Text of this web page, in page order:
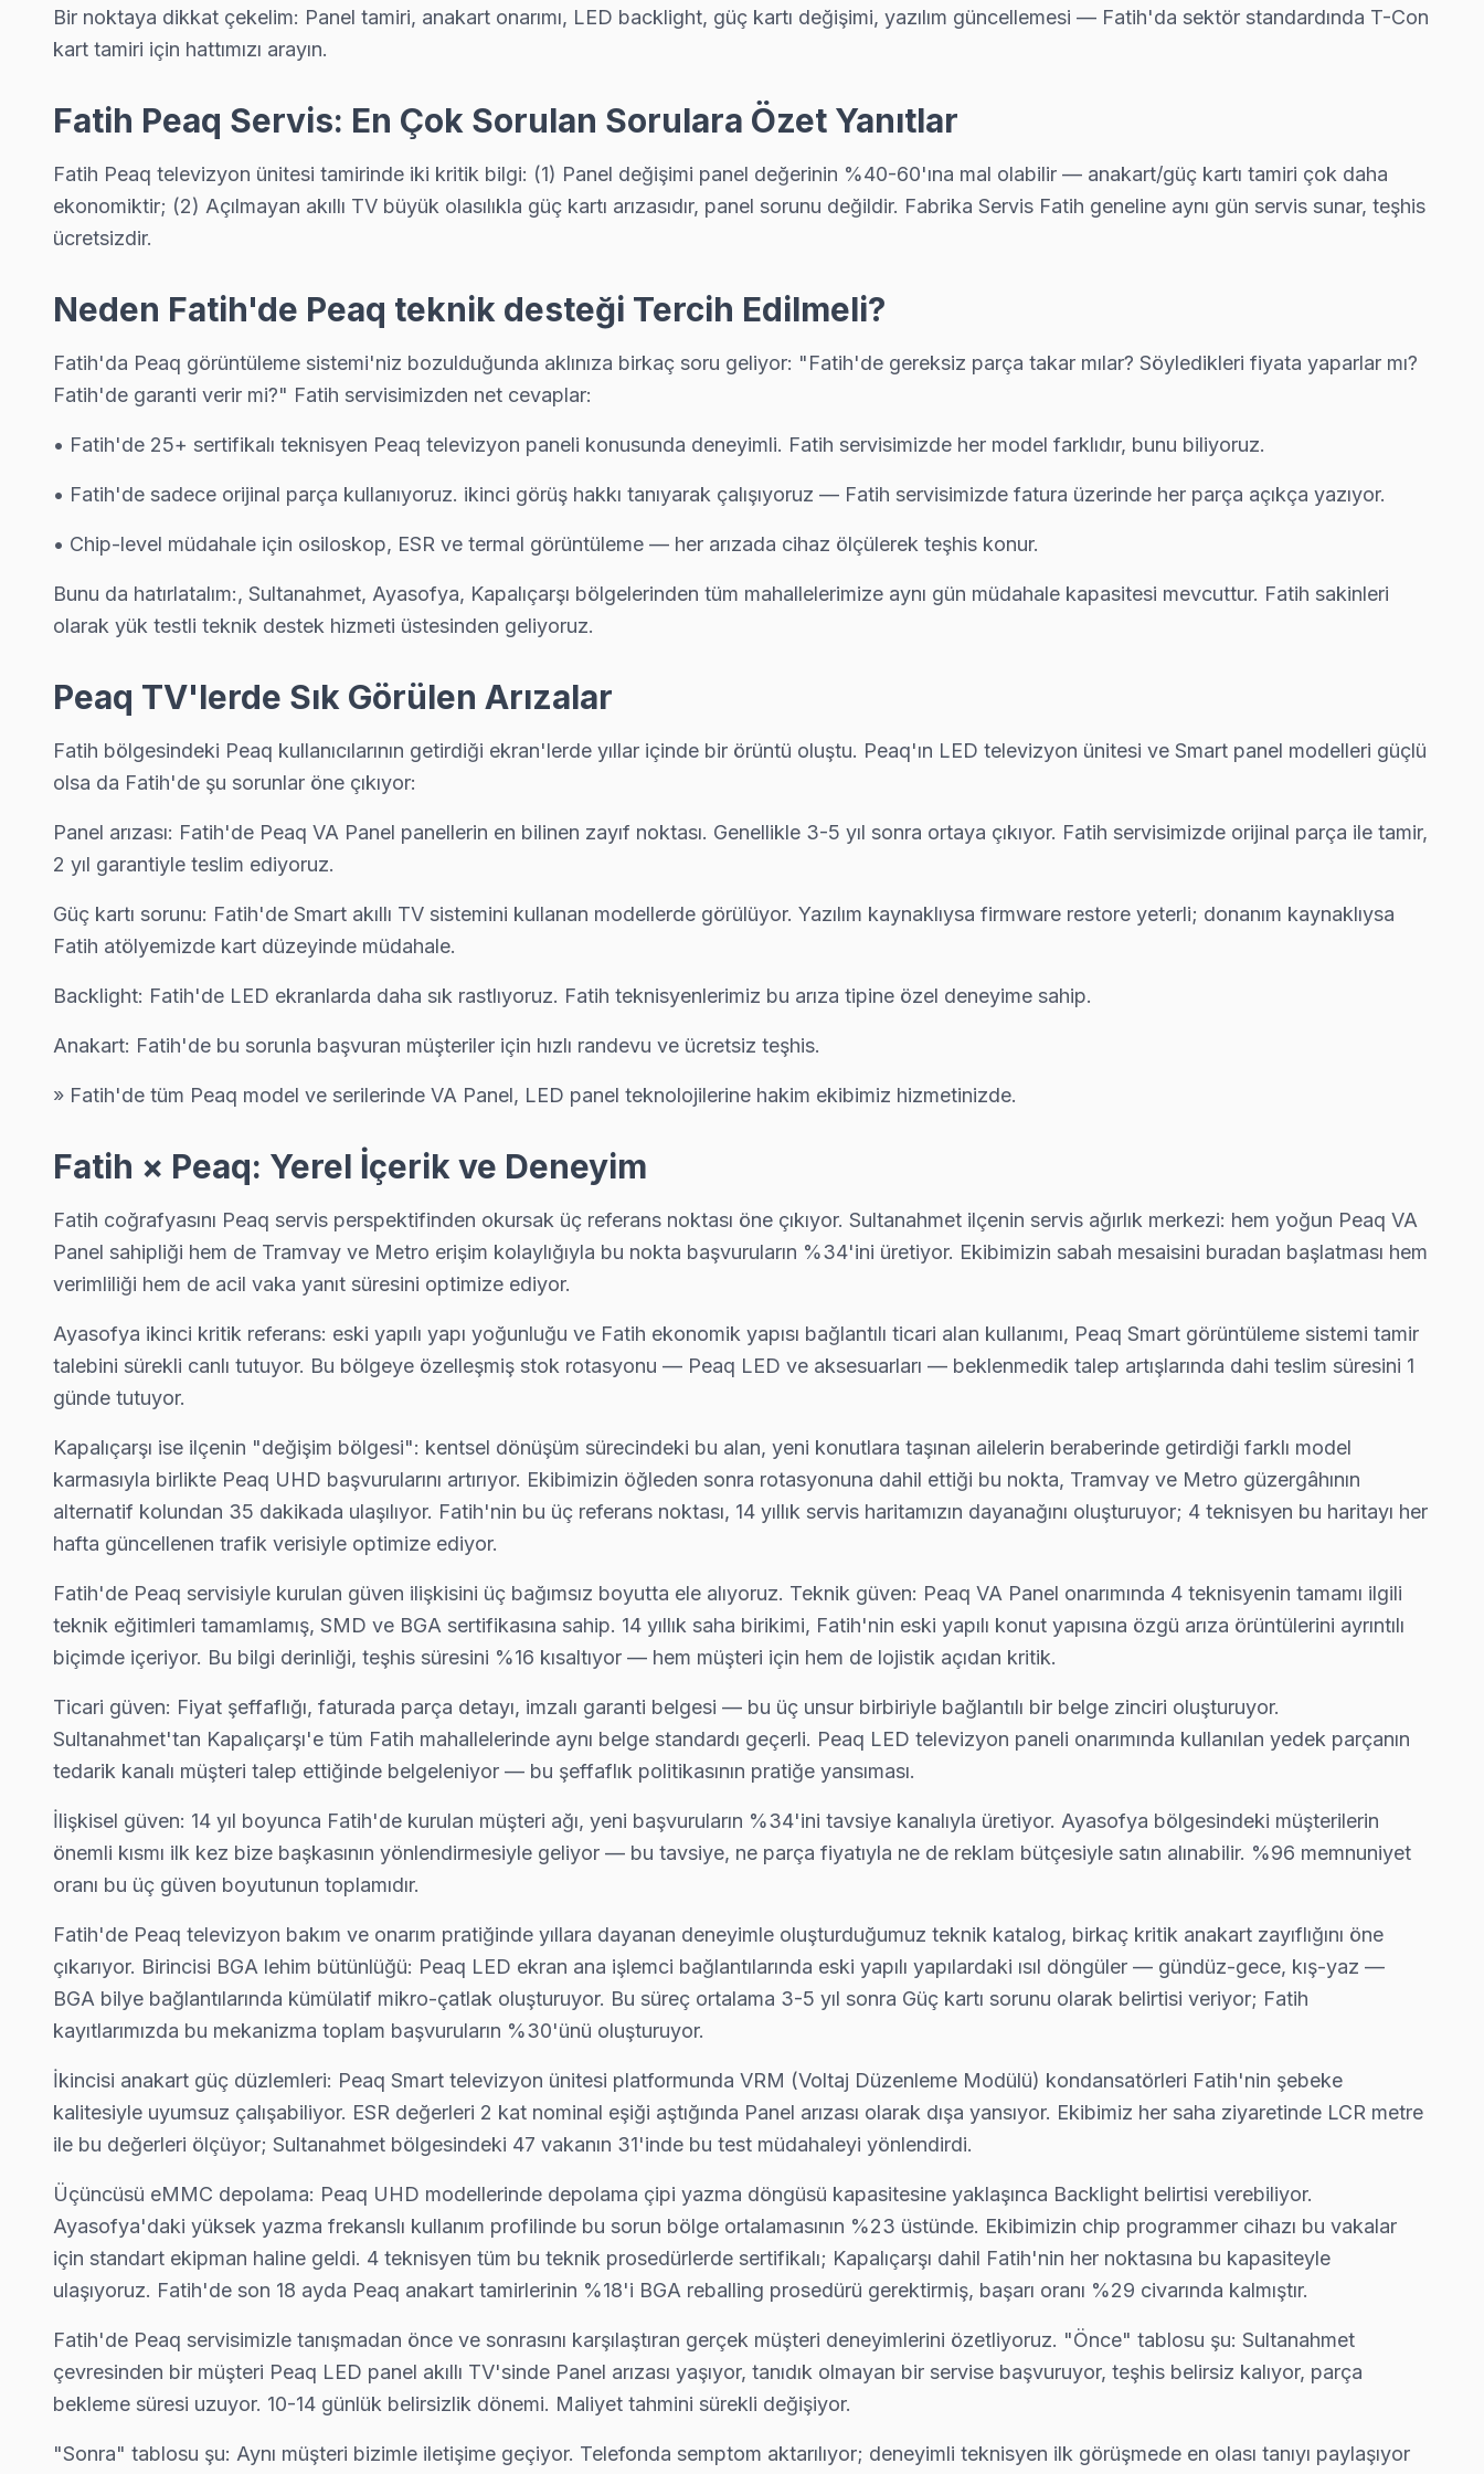
Cankurtaran Peaq Servis
Peaq Servis Merkezi →
Cerrahpaşa Peaq Servis
Cerrahpaşa'deki Peaq TV kullanıcılarına ikinci el cihaz alırken de yardımcı oluyoruz: satın alma öncesi gizli arıza denetimi ücretsiz.
Cerrahpaşa Peaq Anakart Tamiri →
Cibali sakinleri için Peaq TV tamir hizmetimiz: teşhis ücretsiz, yazılı fiyat, onay sonrası iş — Fatih'da müşteri memnuniyeti odaklı servis anlayışımız bu.
Demirtaş Peaq Servis
Derviş Ali sakinleri için Peaq TV tamir hizmetimiz: teşhis ücretsiz, yazılı fiyat, onay sonrası iş — Fatih'da müşteri memnuniyeti odaklı servis anlayışımız bu.
Emin Sinan Peaq Servis
Emin Sinan Peaq Açılmıyor Arıza →
Hacı Kadın Peaq Servis
Fatih genelinde Hacı Kadın bölgesinde Peaq TV kullanıcılarına tam donanımlı servis. Ekibimiz orijinal yedek parça ile geliyor, çoğu arıza yerinde çözülüyor.
Haseki Sultan Peaq Servis
Haseki Sultan Peaq Açılmıyor Arıza →
Hırka-i Şerif bölgesindeki Peaq kullanıcıları için haftanın 7 günü servis; Fatih ekibimiz pazar ve resmi tatilde de normal ücret tarifesiyle çalışıyor.
Fatih TV Servis Merkezi →
Hobyar Peaq Servis
Hobyar Peaq Anakart Tamiri →
Fatih'da Hoca Gıyasettin bölgesi dahil tüm hizmet alanımızda Peaq TV tamir sonrası kalite kontrolü yapıyoruz: 48 saatlik izleme, sorun çıkarsa ücretsiz ikinci ziyaret.
Hoca Gıyasettin Peaq Anakart Tamiri →
Fatih'da Hocapaşa bölgesindeki Peaq kullanıcılarına not: yağlı veya nemli ortamda çalışan TV'lerde ısıl macun kuruması sık görülür. Ekibimiz bunu yerinde yeniliyor.
Hocapaşa Peaq Açılmıyor Arıza →
Peaq TV HDMI port arızası İskenderpaşa adresine gelen ekibimizin sıklıkla karşılaştığı sorunlardan. Mikro kaynak ile port tamiri yapıyoruz; kablo değil, konektör sorununu çözüyoruz.
Fatih Peaq Servis →
Kalenderhane Peaq Servis
Karagümrük Peaq Servis
Katip Kasım Peaq Servis
Katip Kasım sakinlerine özel: Peaq TV tamirinde parça değişimi yapılmadan önce maliyet onayınız alınıyor. Fatih servisimiz sürpriz fatura çıkarmıyor.
Fatih TV Servis Merkezi →
Kemalpaşa Peaq Servis
Kemalpaşa'den gelen Peaq TV arızaları arasında en sık güç kartı ve anakart sorunları görülüyor. Fatih servisimizde bu arızaları genellikle aynı gün tamamlıyoruz.
Kemalpaşa Peaq Anakart Tamiri →
Koca Mustafapaşa Peaq Servis
Fatih'da Koca Mustafapaşa bölgesi dahil tüm hizmet alanımızda Peaq TV tamir sonrası kalite kontrolü yapıyoruz: 48 saatlik izleme, sorun çıkarsa ücretsiz ikinci ziyaret.
Koca Mustafapaşa Peaq Anakart Tamiri →
Küçük Ayasofya Peaq Servis
Küçük Ayasofya'den gelen Peaq TV arızaları arasında en sık güç kartı ve anakart sorunları görülüyor. Fatih servisimizde bu arızaları genellikle aynı gün tamamlıyoruz.
Peaq Servis Merkezi →
Mercan Peaq Servis
Mercan mahallesi Peaq TV teknisyeniniz ortalama 90 dakikada kapınızda: araç takip sistemimiz sayesinde ekibin konumunu anlık görebiliyorsunuz.
Mercan Peaq Anakart Tamiri →
Mesihpaşa Peaq Servis
Mesihpaşa sakinlerine özel: Peaq TV tamirinde parça değişimi yapılmadan önce maliyet onayınız alınıyor. Fatih servisimiz sürpriz fatura çıkarmıyor.
Mesihpaşa Peaq Anakart Tamiri →
Mevlanakapı Peaq Servis
Bir noktaya dikkat çekelim: Panel tamiri, anakart onarımı, LED backlight, güç kartı değişimi, yazılım güncellemesi — Fatih'da sektör standardında T-Con
kart tamiri için hattımızı arayın.
Fatih Peaq Servis: En Çok Sorulan Sorulara Özet Yanıtlar
Fatih Peaq televizyon ünitesi tamirinde iki kritik bilgi: (1) Panel değişimi panel değerinin %40-60'ına mal olabilir — anakart/güç kartı tamiri çok daha
ekonomiktir; (2) Açılmayan akıllı TV büyük olasılıkla güç kartı arızasıdır, panel sorunu değildir. Fabrika Servis Fatih geneline aynı gün servis sunar, teşhis
ücretsizdir.
Neden Fatih'de Peaq teknik desteği Tercih Edilmeli?
Fatih'da Peaq görüntüleme sistemi'niz bozulduğunda aklınıza birkaç soru geliyor: "Fatih'de gereksiz parça takar mılar? Söyledikleri fiyata yaparlar mı?
Fatih'de garanti verir mi?" Fatih servisimizden net cevaplar:
• Fatih'de 25+ sertifikalı teknisyen Peaq televizyon paneli konusunda deneyimli. Fatih servisimizde her model farklıdır, bunu biliyoruz.
• Fatih'de sadece orijinal parça kullanıyoruz. ikinci görüş hakkı tanıyarak çalışıyoruz — Fatih servisimizde fatura üzerinde her parça açıkça yazıyor.
• Chip-level müdahale için osiloskop, ESR ve termal görüntüleme — her arızada cihaz ölçülerek teşhis konur.
Bunu da hatırlatalım:, Sultanahmet, Ayasofya, Kapalıçarşı bölgelerinden tüm mahallelerimize aynı gün müdahale kapasitesi mevcuttur. Fatih sakinleri
olarak yük testli teknik destek hizmeti üstesinden geliyoruz.
Peaq TV'lerde Sık Görülen Arızalar
Fatih bölgesindeki Peaq kullanıcılarının getirdiği ekran'lerde yıllar içinde bir örüntü oluştu. Peaq'ın LED televizyon ünitesi ve Smart panel modelleri güçlü
olsa da Fatih'de şu sorunlar öne çıkıyor:
Panel arızası: Fatih'de Peaq VA Panel panellerin en bilinen zayıf noktası. Genellikle 3-5 yıl sonra ortaya çıkıyor. Fatih servisimizde orijinal parça ile tamir,
2 yıl garantiyle teslim ediyoruz.
Güç kartı sorunu: Fatih'de Smart akıllı TV sistemini kullanan modellerde görülüyor. Yazılım kaynaklıysa firmware restore yeterli; donanım kaynaklıysa
Fatih atölyemizde kart düzeyinde müdahale.
Backlight: Fatih'de LED ekranlarda daha sık rastlıyoruz. Fatih teknisyenlerimiz bu arıza tipine özel deneyime sahip.
Anakart: Fatih'de bu sorunla başvuran müşteriler için hızlı randevu ve ücretsiz teşhis.
» Fatih'de tüm Peaq model ve serilerinde VA Panel, LED panel teknolojilerine hakim ekibimiz hizmetinizde.
Fatih × Peaq: Yerel İçerik ve Deneyim
Fatih coğrafyasını Peaq servis perspektifinden okursak üç referans noktası öne çıkıyor. Sultanahmet ilçenin servis ağırlık merkezi: hem yoğun Peaq VA
Panel sahipliği hem de Tramvay ve Metro erişim kolaylığıyla bu nokta başvuruların %34'ini üretiyor. Ekibimizin sabah mesaisini buradan başlatması hem
verimliliği hem de acil vaka yanıt süresini optimize ediyor.
Ayasofya ikinci kritik referans: eski yapılı yapı yoğunluğu ve Fatih ekonomik yapısı bağlantılı ticari alan kullanımı, Peaq Smart görüntüleme sistemi tamir
talebini sürekli canlı tutuyor. Bu bölgeye özelleşmiş stok rotasyonu — Peaq LED ve aksesuarları — beklenmedik talep artışlarında dahi teslim süresini 1
günde tutuyor.
Kapalıçarşı ise ilçenin "değişim bölgesi": kentsel dönüşüm sürecindeki bu alan, yeni konutlara taşınan ailelerin beraberinde getirdiği farklı model
karmasıyla birlikte Peaq UHD başvurularını artırıyor. Ekibimizin öğleden sonra rotasyonuna dahil ettiği bu nokta, Tramvay ve Metro güzergâhının
alternatif kolundan 35 dakikada ulaşılıyor. Fatih'nin bu üç referans noktası, 14 yıllık servis haritamızın dayanağını oluşturuyor; 4 teknisyen bu haritayı her
hafta güncellenen trafik verisiyle optimize ediyor.
Fatih'de Peaq servisiyle kurulan güven ilişkisini üç bağımsız boyutta ele alıyoruz. Teknik güven: Peaq VA Panel onarımında 4 teknisyenin tamamı ilgili
teknik eğitimleri tamamlamış, SMD ve BGA sertifikasına sahip. 14 yıllık saha birikimi, Fatih'nin eski yapılı konut yapısına özgü arıza örüntülerini ayrıntılı
biçimde içeriyor. Bu bilgi derinliği, teşhis süresini %16 kısaltıyor — hem müşteri için hem de lojistik açıdan kritik.
Ticari güven: Fiyat şeffaflığı, faturada parça detayı, imzalı garanti belgesi — bu üç unsur birbiriyle bağlantılı bir belge zinciri oluşturuyor.
Sultanahmet'tan Kapalıçarşı'e tüm Fatih mahallelerinde aynı belge standardı geçerli. Peaq LED televizyon paneli onarımında kullanılan yedek parçanın
tedarik kanalı müşteri talep ettiğinde belgeleniyor — bu şeffaflık politikasının pratiğe yansıması.
İlişkisel güven: 14 yıl boyunca Fatih'de kurulan müşteri ağı, yeni başvuruların %34'ini tavsiye kanalıyla üretiyor. Ayasofya bölgesindeki müşterilerin
önemli kısmı ilk kez bize başkasının yönlendirmesiyle geliyor — bu tavsiye, ne parça fiyatıyla ne de reklam bütçesiyle satın alınabilir. %96 memnuniyet
oranı bu üç güven boyutunun toplamıdır.
Fatih'de Peaq televizyon bakım ve onarım pratiğinde yıllara dayanan deneyimle oluşturduğumuz teknik katalog, birkaç kritik anakart zayıflığını öne
çıkarıyor. Birincisi BGA lehim bütünlüğü: Peaq LED ekran ana işlemci bağlantılarında eski yapılı yapılardaki ısıl döngüler — gündüz-gece, kış-yaz —
BGA bilye bağlantılarında kümülatif mikro-çatlak oluşturuyor. Bu süreç ortalama 3-5 yıl sonra Güç kartı sorunu olarak belirtisi veriyor; Fatih
kayıtlarımızda bu mekanizma toplam başvuruların %30'ünü oluşturuyor.
İkincisi anakart güç düzlemleri: Peaq Smart televizyon ünitesi platformunda VRM (Voltaj Düzenleme Modülü) kondansatörleri Fatih'nin şebeke
kalitesiyle uyumsuz çalışabiliyor. ESR değerleri 2 kat nominal eşiği aştığında Panel arızası olarak dışa yansıyor. Ekibimiz her saha ziyaretinde LCR metre
ile bu değerleri ölçüyor; Sultanahmet bölgesindeki 47 vakanın 31'inde bu test müdahaleyi yönlendirdi.
Üçüncüsü eMMC depolama: Peaq UHD modellerinde depolama çipi yazma döngüsü kapasitesine yaklaşınca Backlight belirtisi verebiliyor.
Ayasofya'daki yüksek yazma frekanslı kullanım profilinde bu sorun bölge ortalamasının %23 üstünde. Ekibimizin chip programmer cihazı bu vakalar
için standart ekipman haline geldi. 4 teknisyen tüm bu teknik prosedürlerde sertifikalı; Kapalıçarşı dahil Fatih'nin her noktasına bu kapasiteyle
ulaşıyoruz. Fatih'de son 18 ayda Peaq anakart tamirlerinin %18'i BGA reballing prosedürü gerektirmiş, başarı oranı %29 civarında kalmıştır.
Fatih'de Peaq servisimizle tanışmadan önce ve sonrasını karşılaştıran gerçek müşteri deneyimlerini özetliyoruz. "Önce" tablosu şu: Sultanahmet
çevresinden bir müşteri Peaq LED panel akıllı TV'sinde Panel arızası yaşıyor, tanıdık olmayan bir servise başvuruyor, teşhis belirsiz kalıyor, parça
bekleme süresi uzuyor. 10-14 günlük belirsizlik dönemi. Maliyet tahmini sürekli değişiyor.
"Sonra" tablosu şu: Aynı müşteri bizimle iletişime geçiyor. Telefonda semptom aktarılıyor; deneyimli teknisyen ilk görüşmede en olası tanıyı paylaşıyor